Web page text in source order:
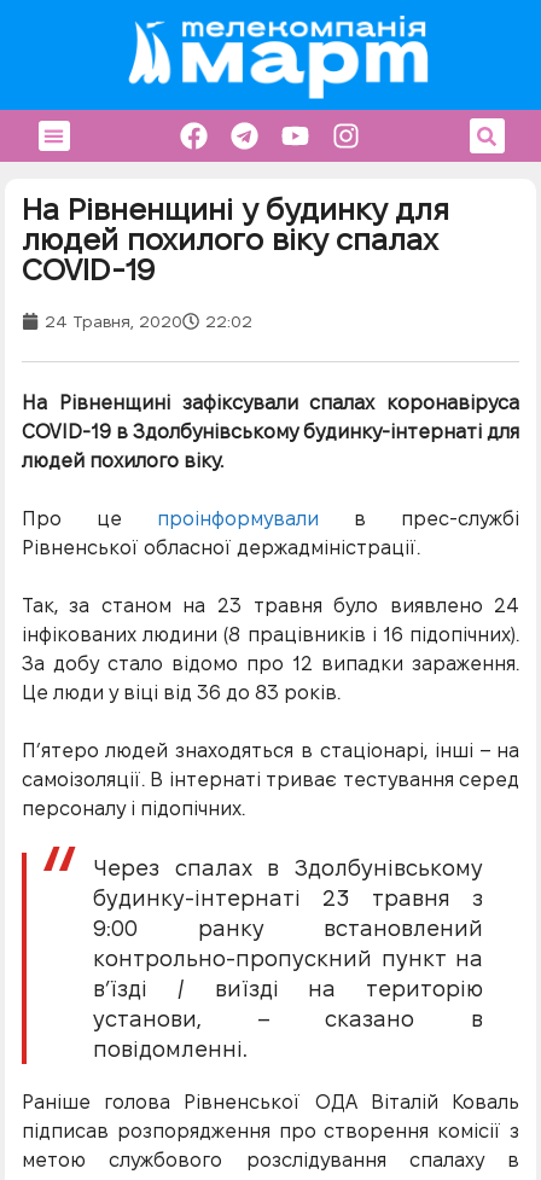
На Рівненщині у будинку для
людей похилого віку спалах
COVID-19
24 Травня, 2020 22:02
На Рівненщині зафіксували спалах коронавіруса
COVID-19 в Здолбунівському будинку-інтернаті для
людей похилого віку.
Про це проінформували в прес-службі
Рівненської обласної держадміністрації.
Так, за станом на 23 травня було виявлено 24
інфікованих людини (8 працівників і 16 підопічних).
За добу стало відомо про 12 випадки зараження.
Це люди у віці від 36 до 83 років.
П’ятеро людей знаходяться в стаціонарі, інші – на
самоізоляції. В інтернаті триває тестування серед
персоналу і підопічних.
Через спалах в Здолбунівському
будинку-інтернаті 23 травня з
9:00 ранку встановлений
контрольно-пропускний пункт на
в’їзді / виїзді на територію
установи, – сказано в
повідомленні.
Раніше голова Рівненської ОДА Віталій Коваль
підписав розпорядження про створення комісії з
метою службового розслідування спалаху в